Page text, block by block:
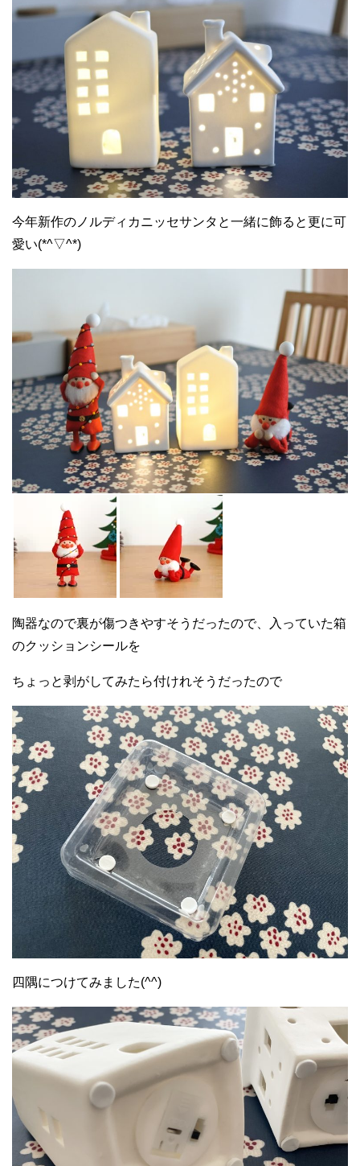
今年新作のノルディカニッセサンタと一緒に飾ると更に可
愛い(*^▽^*)
陶器なので裏が傷つきやすそうだったので、入っていた箱
のクッションシールを
ちょっと剥がしてみたら付けれそうだったので
四隅につけてみました(^^)